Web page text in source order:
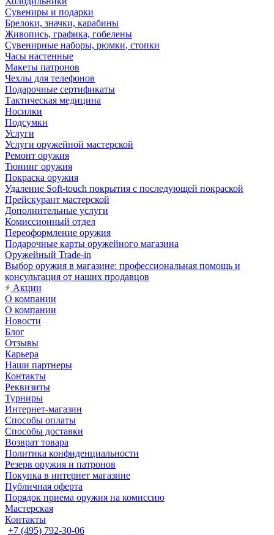
Сувениры и подарки
Брелоки, значки, карабины
Живопись, графика, гобелены
Сувенирные наборы, рюмки, стопки
Часы настенные
Макеты патронов
Чехлы для телефонов
Подарочные сертификаты
Тактическая медицина
Носилки
Подсумки
Услуги
Услуги оружейной мастерской
Ремонт оружия
Тюнинг оружия
Покраска оружия
Удаление Soft-touch покрытия с последующей покраской
Прейскурант мастерской
Дополнительные услуги
Комиссионный отдел
Переоформление оружия
Подарочные карты оружейного магазина
Оружейный Trade-in
Выбор оружия в магазине: профессиональная помощь и
консультация от наших продавцов
Акции
О компании
О компании
Новости
Блог
Отзывы
Карьера
Наши партнеры
Контакты
Реквизиты
Турниры
Интернет-магазин
Способы оплаты
Способы доставки
Возврат товара
Политика конфиденциальности
Резерв оружия и патронов
Покупка в интернет магазине
Публичная оферта
Порядок приема оружия на комиссию
Мастерская
Контакты
+7 (495) 792-30-06